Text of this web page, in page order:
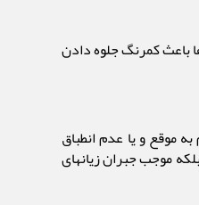
باعث کمرنگ جلوه دادن
موقع و یا عدم انطباق
موجب جبران زیانهای